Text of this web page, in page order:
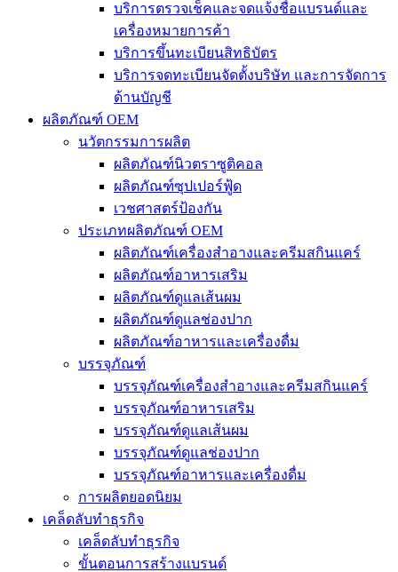
บริการตรวจเช็คและจดแจ้งชื่อแบรนด์และ
เครื่องหมายการค้า
บริการขึ้นทะเบียนสิทธิบัตร
บริการจดทะเบียนจัดตั้งบริษัท และการจัดการ
ด้านบัญชี
ผลิตภัณฑ์ OEM
นวัตกรรมการผลิต
ผลิตภัณฑ์นิวตราซูติคอล
ผลิตภัณฑ์ซุปเปอร์ฟู้ด
เวชศาสตร์ป้องกัน
ประเภทผลิตภัณฑ์ OEM
ผลิตภัณฑ์เครื่องสำอางและครีมสกินแคร์
ผลิตภัณฑ์อาหารเสริม
ผลิตภัณฑ์ดูแลเส้นผม
ผลิตภัณฑ์ดูแลช่องปาก
ผลิตภัณฑ์อาหารและเครื่องดื่ม
บรรจุภัณฑ์
บรรจุภัณฑ์เครื่องสำอางและครีมสกินแคร์
บรรจุภัณฑ์อาหารเสริม
บรรจุภัณฑ์ดูแลเส้นผม
บรรจุภัณฑ์ดูแลช่องปาก
บรรจุภัณฑ์อาหารและเครื่องดื่ม
การผลิตยอดนิยม
เคล็ดลับทำธุรกิจ
เคล็ดลับทำธุรกิจ
ขั้นตอนการสร้างแบรนด์